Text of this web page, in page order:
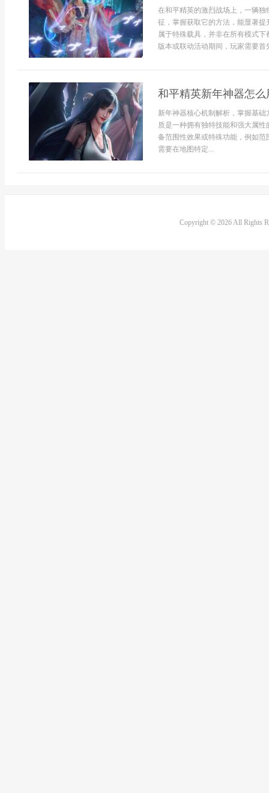
在和平精英的激烈战场上，一辆
征，掌握获取它的方法，能显著
属于特殊载具，并非在所有模式
版本或联动活动期间，玩家需要首
和平精英新年神器怎
新年神器核心机制解析，掌握基
质是一种拥有独特技能和强大属
备范围性效果或特殊功能，例如
需要在地图特定...
Copyright © 2026 All Rights